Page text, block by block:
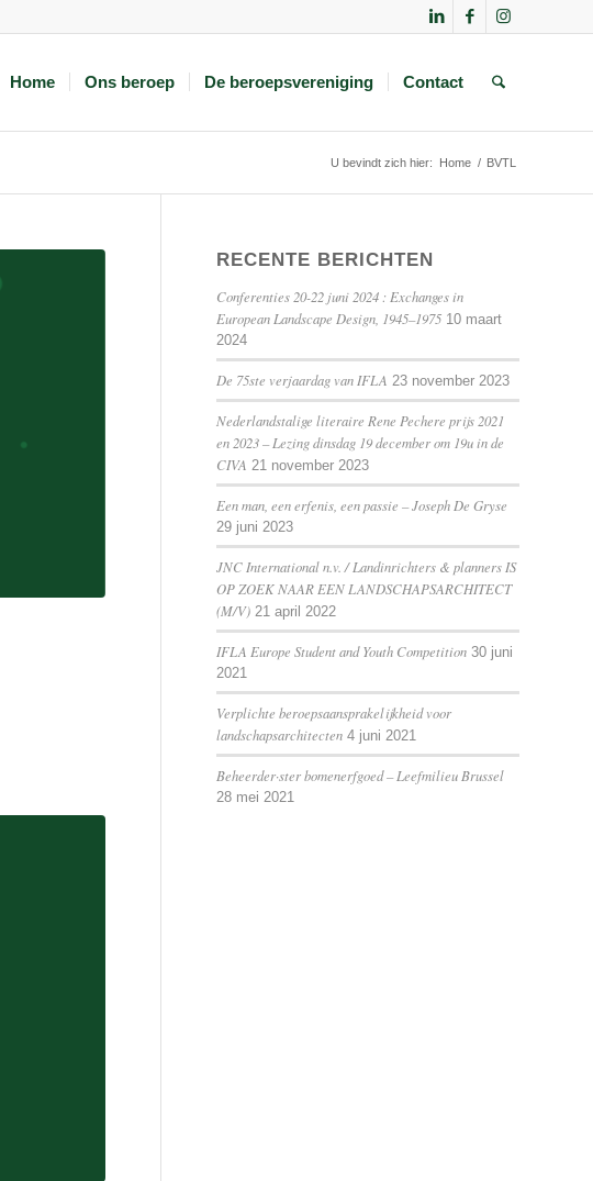
Home Ons beroep De beroepsvereniging Contact
U bevindt zich hier: Home / BVTL
RECENTE BERICHTEN
Conferenties 20-22 juni 2024 : Exchanges in
European Landscape Design, 1945–1975 10 maart
2024
De 75ste verjaardag van IFLA 23 november 2023
Nederlandstalige literaire Rene Pechere prijs 2021
en 2023 – Lezing dinsdag 19 december om 19u in de
CIVA 21 november 2023
Een man, een erfenis, een passie – Joseph De Gryse
29 juni 2023
JNC International n.v. / Landinrichters & planners IS
OP ZOEK NAAR EEN LANDSCHAPSARCHITECT
(M/V) 21 april 2022
IFLA Europe Student and Youth Competition 30 juni
2021
Verplichte beroepsaansprakelijkheid voor
landschapsarchitecten 4 juni 2021
Beheerder·ster bomenerfgoed – Leefmilieu Brussel
28 mei 2021